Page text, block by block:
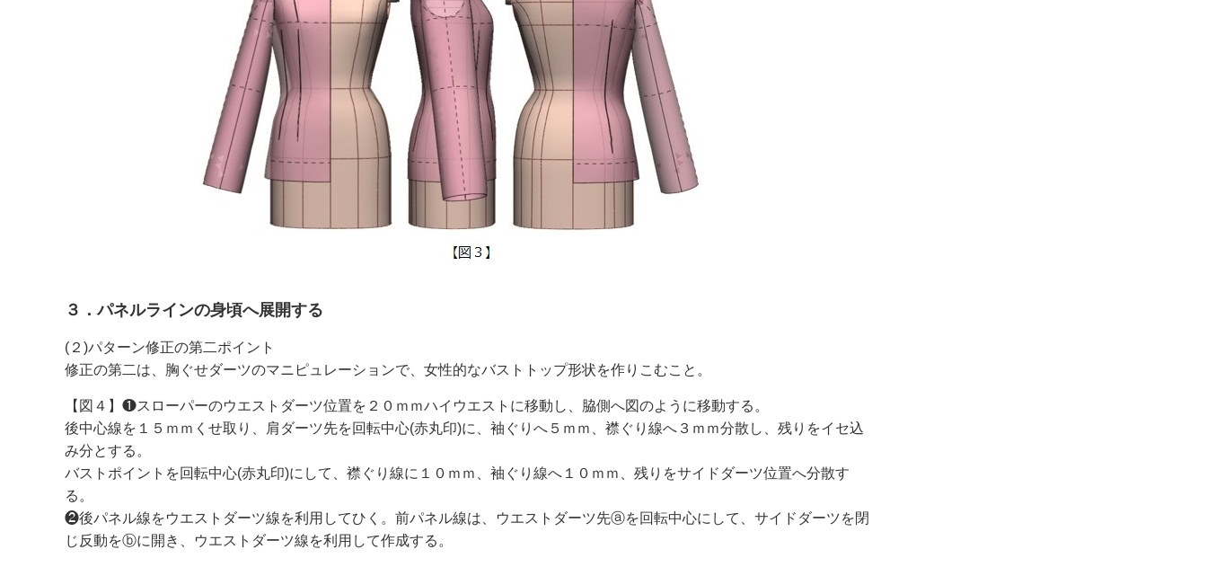
３．パネルラインの身頃へ展開する
(２)パターン修正の第二ポイント
修正の第二は、胸ぐせダーツのマニピュレーションで、女性的なバストトップ形状を作りこむこと。
【図４】❶スローパーのウエストダーツ位置を２０ｍｍハイウエストに移動し、脇側へ図のように移動する。
後中心線を１５ｍｍくせ取り、肩ダーツ先を回転中心(赤丸印)に、袖ぐりへ５ｍｍ、襟ぐり線へ３ｍｍ分散し、残りをイセ込
み分とする。
バストポイントを回転中心(赤丸印)にして、襟ぐり線に１０ｍｍ、袖ぐり線へ１０ｍｍ、残りをサイドダーツ位置へ分散す
る。
❷後パネル線をウエストダーツ線を利用してひく。前パネル線は、ウエストダーツ先ⓐを回転中心にして、サイドダーツを閉
じ反動をⓑに開き、ウエストダーツ線を利用して作成する。